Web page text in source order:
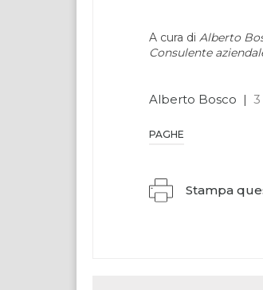
A cura di Alberto
Consulente
Alberto Bosco |
PAGHE
Stampa